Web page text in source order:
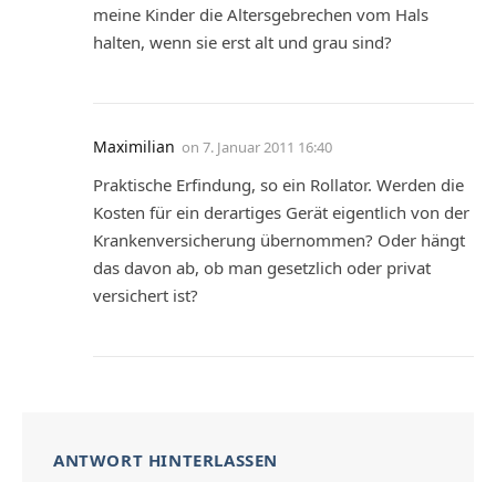
meine Kinder die Altersgebrechen vom Hals
halten, wenn sie erst alt und grau sind?
Maximilian on 7. Januar 2011 16:40
Praktische Erfindung, so ein Rollator. Werden die
Kosten für ein derartiges Gerät eigentlich von der
Krankenversicherung übernommen? Oder hängt
das davon ab, ob man gesetzlich oder privat
versichert ist?
ANTWORT HINTERLASSEN